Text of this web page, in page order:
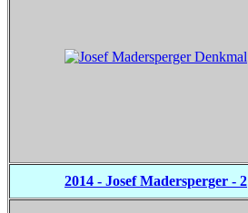
2014 - Josef Madersperger - 2